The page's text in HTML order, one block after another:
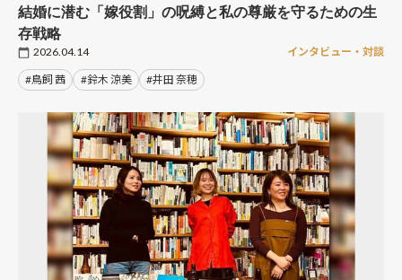
結婚に潜む「嫁役割」の呪縛と私の尊厳を守るための生
存戦略
2026.04.14 インタビュー・対談
#鳥飼 茜 #鈴木 涼美 #井田 奈穂